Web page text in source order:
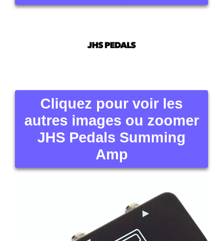
Cliquez pour voir les
autres images ou zoomer
JHS Pedals Summing
Amp